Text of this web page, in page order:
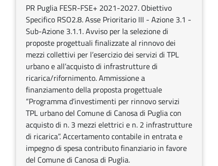
PR Puglia FESR-FSE+ 2021-2027. Obiettivo
Specifico RSO2.8. Asse Prioritario III - Azione 3.1 -
Sub-Azione 3.1.1. Avviso per la selezione di
proposte progettuali finalizzate al rinnovo dei
mezzi collettivi per l’esercizio dei servizi di TPL
urbano e all’acquisto di infrastrutture di
ricarica/rifornimento. Ammissione a
finanziamento della proposta progettuale
“Programma d’investimenti per rinnovo servizi
TPL urbano del Comune di Canosa di Puglia con
acquisto di n. 3 mezzi elettrici e n. 2 infrastrutture
di ricarica”. Accertamento contabile in entrata e
impegno di spesa contributo finanziario in favore
del Comune di Canosa di Puglia.